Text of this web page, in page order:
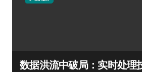
数据洪流中破局：实时处理